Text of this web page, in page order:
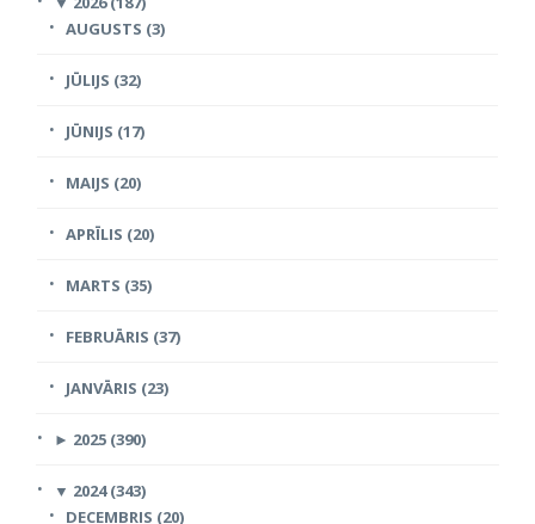
AUGUSTS (3)
JŪLIJS (32)
JŪNIJS (17)
MAIJS (20)
APRĪLIS (20)
MARTS (35)
FEBRUĀRIS (37)
JANVĀRIS (23)
► 2025 (390)
▼ 2024 (343)
DECEMBRIS (20)